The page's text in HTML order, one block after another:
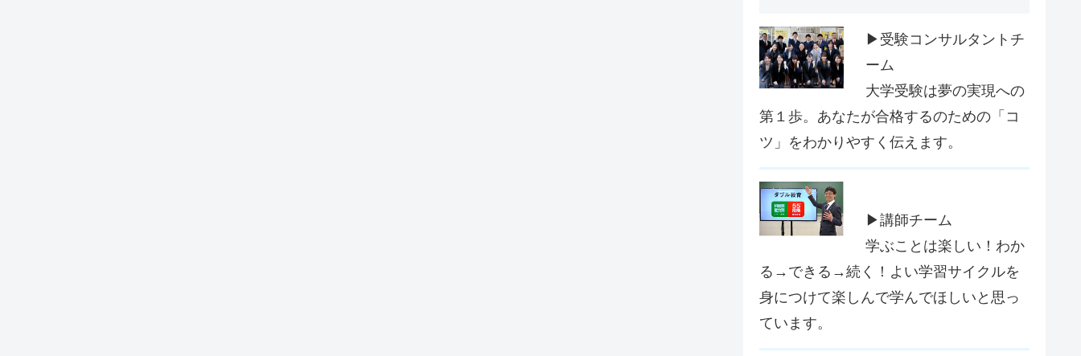
▶受験コンサルタントチ
ーム
大学受験は夢の実現への
第１歩。あなたが合格するのための「コ
ツ」をわかりやすく伝えます。
▶講師チーム
学ぶことは楽しい！わか
る→できる→続く！よい学習サイクルを
身につけて楽しんで学んでほしいと思っ
ています。